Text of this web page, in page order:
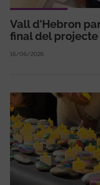
Vall d'Hebron
final del
16/06/2026